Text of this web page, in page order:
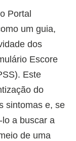
Portal
um guia,
dos
Escore
Este
do
sintomas e, se
a buscar a
de uma